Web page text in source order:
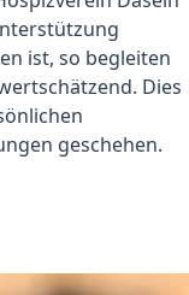
ist, so begleiten
Dies
geschehen.